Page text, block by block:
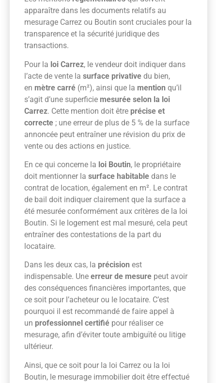
apparaître dans les documents relatifs au
mesurage Carrez ou Boutin sont cruciales pour la
transparence et la sécurité juridique des
transactions.
Pour la loi Carrez, le vendeur doit indiquer dans
l’acte de vente la surface privative du bien,
en mètre carré (m²), ainsi que la mention qu’il
s’agit d’une superficie mesurée selon la loi
Carrez. Cette mention doit être précise et
correcte ; une erreur de plus de 5 % de la surface
annoncée peut entraîner une révision du prix de
vente ou des actions en justice.
En ce qui concerne la loi Boutin, le propriétaire
doit mentionner la surface habitable dans le
contrat de location, également en m². Le contrat
de bail doit indiquer clairement que la surface a
été mesurée conformément aux critères de la loi
Boutin. Si le logement est mal mesuré, cela peut
entraîner des contestations de la part du
locataire.
Dans les deux cas, la précision est
indispensable. Une erreur de mesure peut avoir
des conséquences financières importantes, que
ce soit pour l’acheteur ou le locataire. C’est
pourquoi il est recommandé de faire appel à
un professionnel certifié pour réaliser ce
mesurage, afin d’éviter toute ambiguïté ou litige
ultérieur.
Ainsi, que ce soit pour la loi Carrez ou la loi
Boutin, le mesurage immobilier doit être effectué